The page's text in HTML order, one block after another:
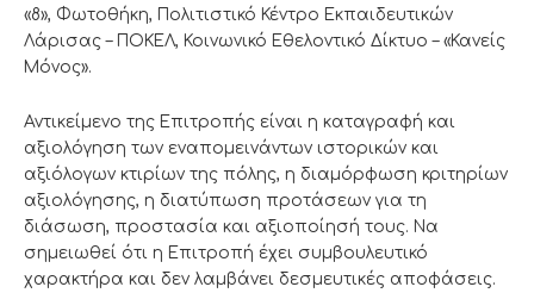
«8», Φωτοθήκη, Πολιτιστικό Κέντρο Εκπαιδευτικών
Λάρισας – ΠΟΚΕΛ, Κοινωνικό Εθελοντικό Δίκτυο – «Κανείς
Μόνος».
Αντικείμενο της Επιτροπής είναι η καταγραφή και
αξιολόγηση των εναπομεινάντων ιστορικών και
αξιόλογων κτιρίων της πόλης, η διαμόρφωση κριτηρίων
αξιολόγησης, η διατύπωση προτάσεων για τη
διάσωση, προστασία και αξιοποίησή τους. Να
σημειωθεί ότι η Επιτροπή έχει συμβουλευτικό
χαρακτήρα και δεν λαμβάνει δεσμευτικές αποφάσεις.